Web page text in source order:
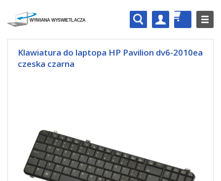
Klawiatura do laptopa HP Pavilion dv6-2010ea
czeska czarna